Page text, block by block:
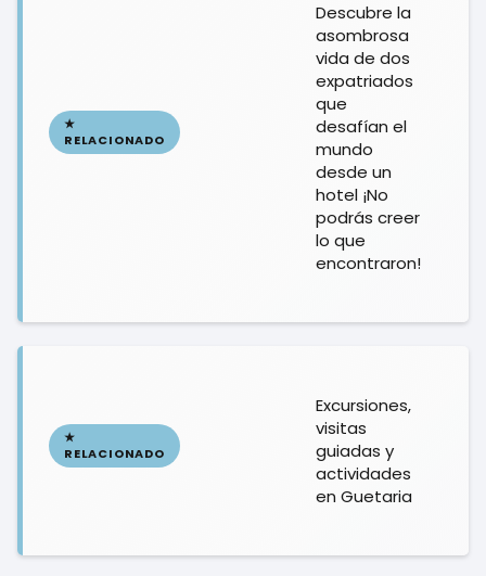
Descubre la
asombrosa
vida de dos
expatriados
que
desafían el
mundo
desde un
hotel ¡No
podrás creer
lo que
encontraron!
Excursiones,
visitas
guiadas y
actividades
en Guetaria